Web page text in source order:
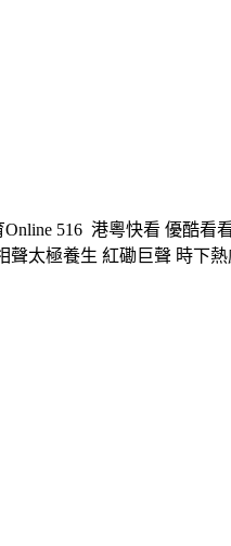
516 港粵快看 優酷看
太極養生 紅磡巨聲 時下